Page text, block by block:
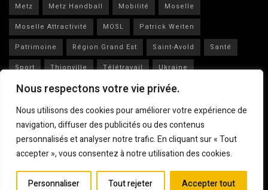
Nous respectons votre vie privée.
Nous utilisons des cookies pour améliorer votre expérience de
navigation, diffuser des publicités ou des contenus
personnalisés et analyser notre trafic. En cliquant sur « Tout
accepter », vous consentez à notre utilisation des cookies.
Personnaliser Tout rejeter Accepter tout
Metz
Metz Handball Mobilité
Moselle
Moselle Attractivité
MOSL
Patrick Weiten
Patrimoine
Région Grand Est Saint-Avold
Santé
Sport
Thionville Télétravail
Ukraine
Vianney Huguenot
Ville de Metz
Mentions légales
© 2023Le Courrier Messin